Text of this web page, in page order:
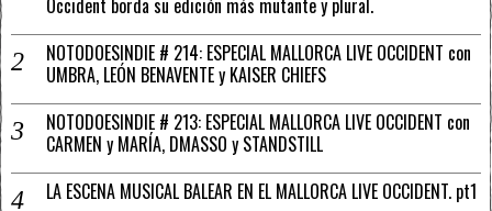
Occident borda su edición más mutante y plural.
NOTODOESINDIE # 214: ESPECIAL MALLORCA LIVE OCCIDENT con
UMBRA, LEÓN BENAVENTE y KAISER CHIEFS
NOTODOESINDIE # 213: ESPECIAL MALLORCA LIVE OCCIDENT con
CARMEN y MARÍA, DMASSO y STANDSTILL
LA ESCENA MUSICAL BALEAR EN EL MALLORCA LIVE OCCIDENT. pt1